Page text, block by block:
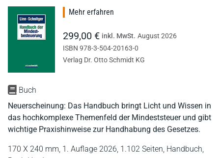
Buch
Neuerscheinung: Das Handbuch bringt Licht und Wissen in
das hochkomplexe Themenfeld der Mindeststeuer und gibt
wichtige Praxishinweise zur Handhabung des Gesetzes.
170 X 240 mm, 1. Auflage 2026, 1.102 Seiten, Handbuch,
Mehr erfahren
299,00 € inkl. MwSt. August 2026
ISBN 978-3-504-20163-0
Verlag Dr. Otto Schmidt KG